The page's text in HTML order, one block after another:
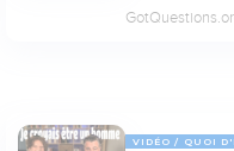
VIDÉO QUOI